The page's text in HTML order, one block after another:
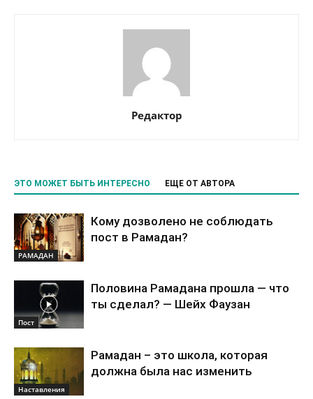
Редактор
ЭТО МОЖЕТ БЫТЬ ИНТЕРЕСНО ЕЩЕ ОТ АВТОРА
РАМАДАН
Кому дозволено не соблюдать
пост в Рамадан?
Пост
Половина Рамадана прошла — что
ты сделал? — Шейх Фаузан
Наставления
Рамадан – это школа, которая
должна была нас изменить